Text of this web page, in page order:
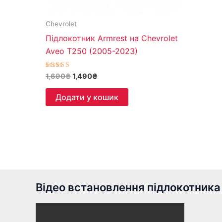
Chevrolet
Підлокотник Armrest на Chevrolet
Aveo T250 (2005-2023)
Оцінено в
4.82
з 5
1,690₴1,490₴
Додати у кошик
Відео встановлення